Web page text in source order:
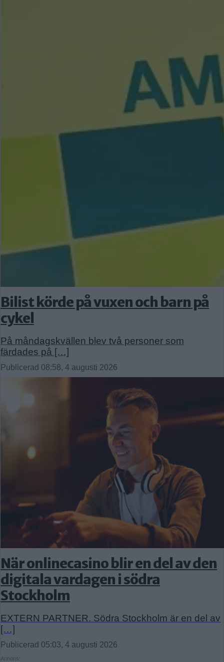
Bilist körde på vuxen och barn på
cykel
På måndagskvällen blev två personer som
färdades på […]
Publicerad 08:58, 4 augusti 2026
När onlinecasino blir en del av den
digitala vardagen i södra
Stockholm
EXTERN PARTNER. Södra Stockholm är en del av
[…]
Publicerad 05:03, 4 augusti 2026
Annons: